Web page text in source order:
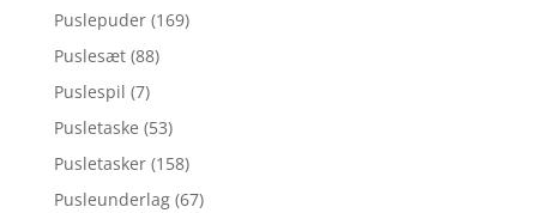
Puslepuder (169)
Puslesæt (88)
Puslespil (7)
Pusletaske (53)
Pusletasker (158)
Pusleunderlag (67)